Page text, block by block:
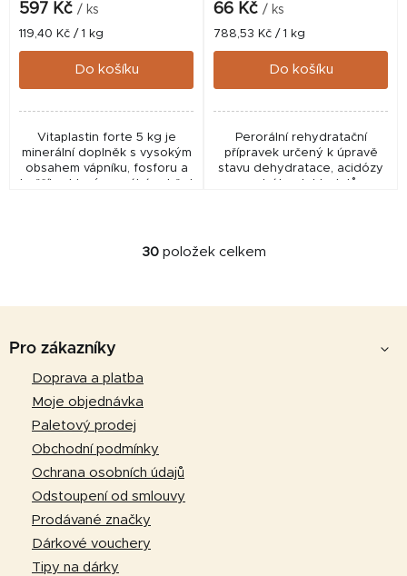
597 Kč / ks
Měrná
cena:
119,40 Kč / 1 kg
Do košíku
Vitaplastin forte 5 kg je
minerální doplněk s vysokým
obsahem vápníku, fosforu a
66 Kč / ks
Měrná
cena:
788,53 Kč / 1 kg
Do košíku
Perorální rehydratační
přípravek určený k úpravě
stavu dehydratace, acidózy
O
30položek celkem
Pro zákazníky
Doprava a platba
Moje objednávka
Paletový prodej
Obchodní podmínky
Ochrana osobních údajů
Odstoupení od smlouvy
Prodávané značky
Dárkové vouchery
Tipy na dárky